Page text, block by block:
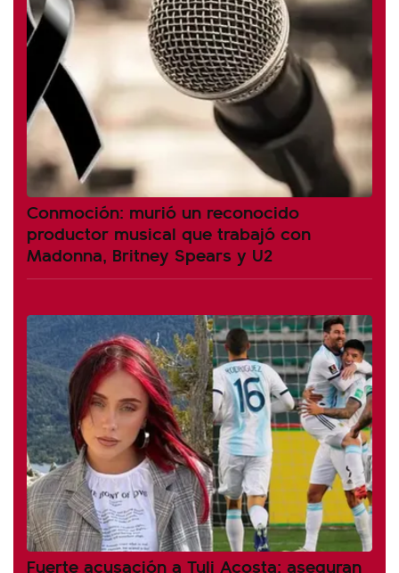
Conmoción: murió un reconocido
productor musical que trabajó con
Madonna, Britney Spears y U2
Fuerte acusación a Tuli Acosta: aseguran